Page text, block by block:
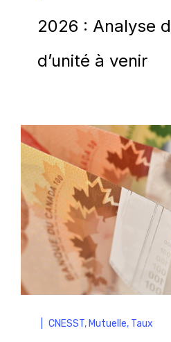
2026 : Analyse
d’unité à venir
CNESST, Mutuelle, Taux